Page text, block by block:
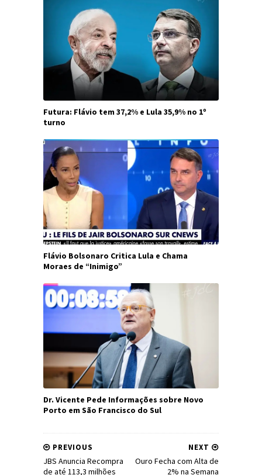
Futura: Flávio tem 37,2% e Lula 35,9% no 1º
turno
Flávio Bolsonaro Critica Lula e Chama
Moraes de “Inimigo”
Dr. Vicente Pede Informações sobre Novo
Porto em São Francisco do Sul
NEXT
Ouro Fecha com Alta de
2% na Semana
PREVIOUS
JBS Anuncia Recompra
de até 113,3 milhões